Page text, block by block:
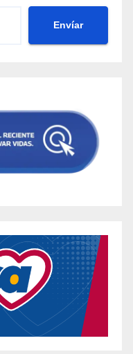
Envíar